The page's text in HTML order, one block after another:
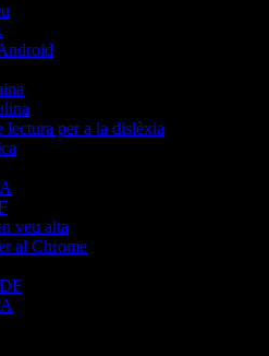
lectura per a la dislèxia
veu alta
al Chrome